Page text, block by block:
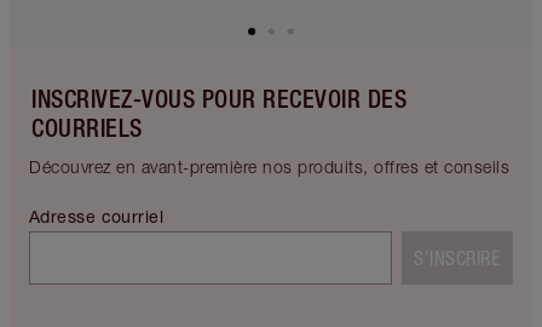
INSCRIVEZ-VOUS POUR RECEVOIR DES
COURRIELS
Découvrez en avant-première nos produits, offres et conseils
Adresse courriel
S’INSCRIRE